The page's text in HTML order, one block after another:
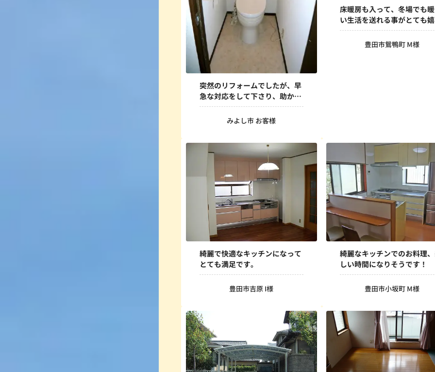
突然のリフォームでしたが、早
急な対応をして下さり、助かり
ました。バリアフリーの使い勝
手もよく、とても満足していま
みよし市 お客様
床暖房も入って、冬場でも
い生活を送れる事がとても
いです。
豊田市鴛鴨町 M様
綺麗で快適なキッチンになって
とても満足です。
豊田市吉原 I様
綺麗なキッチンでのお料理
しい時間になりそうです！
豊田市小坂町 M様